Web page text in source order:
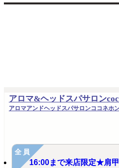
アロマ&ヘッドスパサロン
アロマアンドヘッドスパサロンココネホ
全員
16:00まで来店限定★肩甲